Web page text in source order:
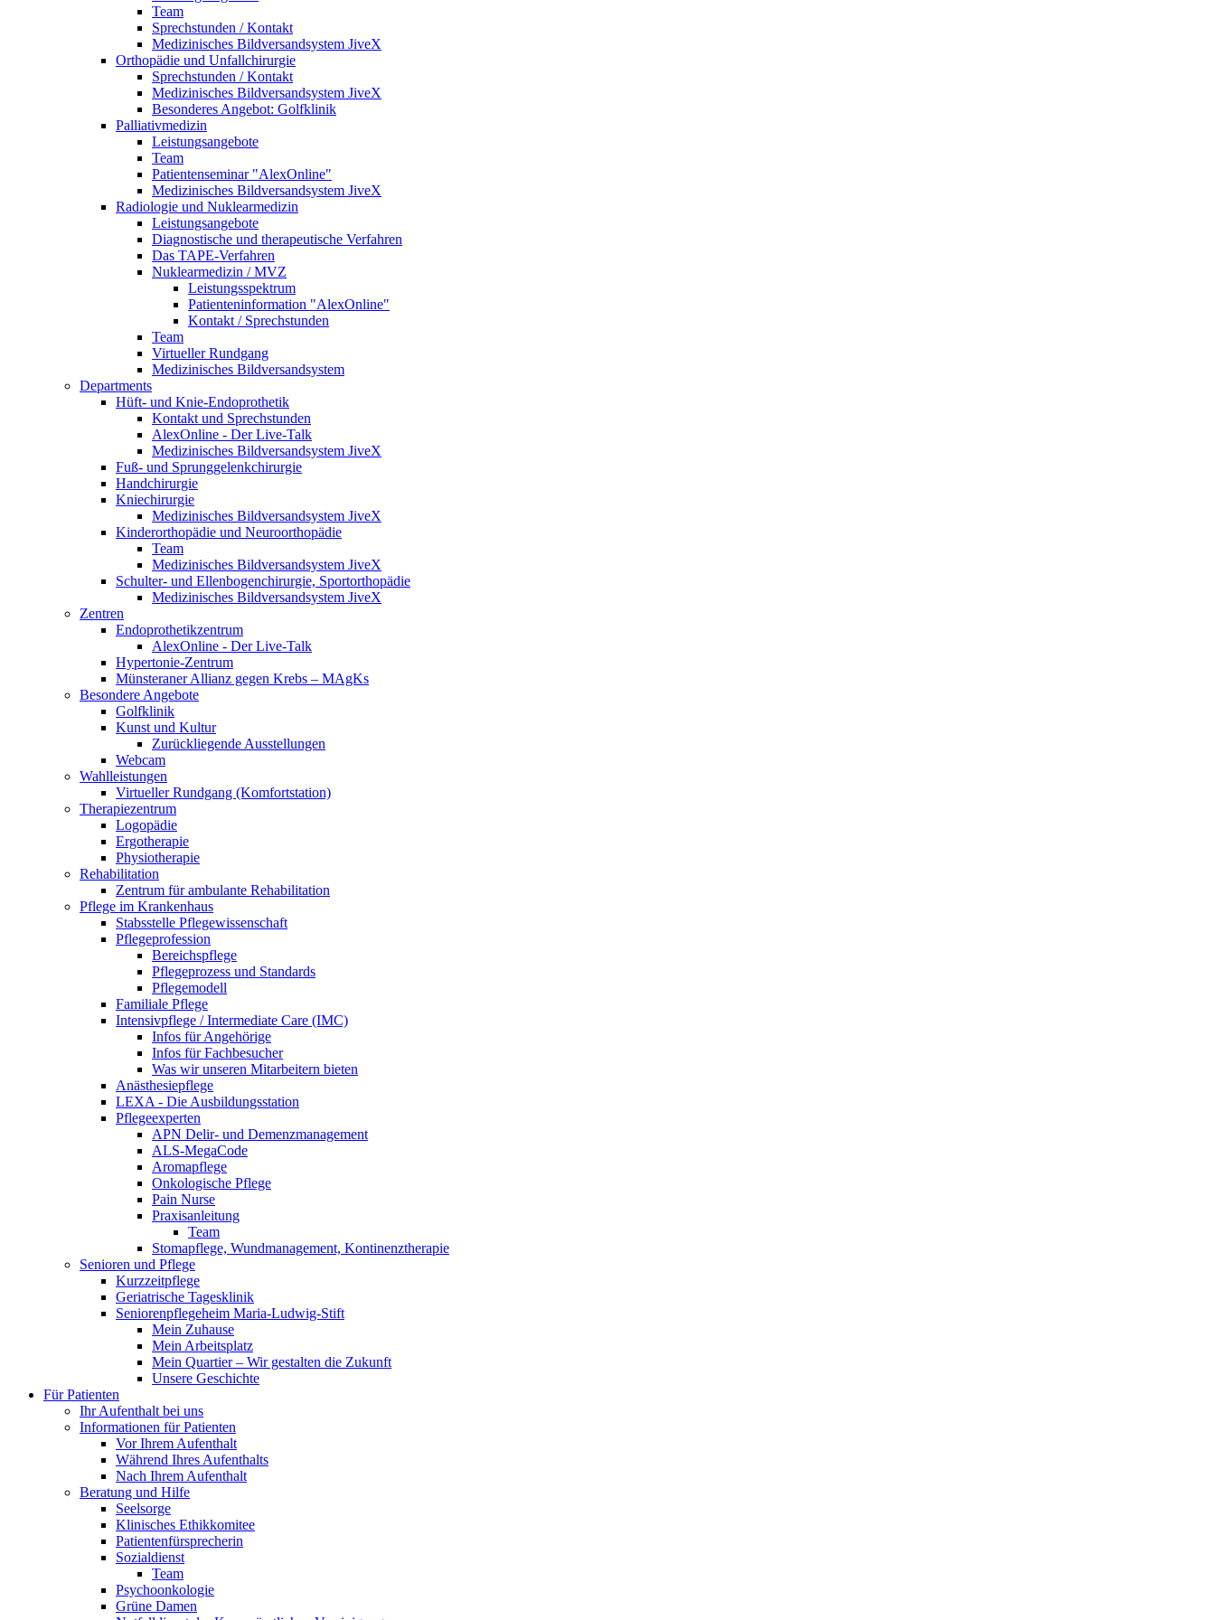
Team
Sprechstunden / Kontakt
Medizinisches Bildversandsystem JiveX
Orthopädie und Unfallchirurgie
Sprechstunden / Kontakt
Medizinisches Bildversandsystem JiveX
Besonderes Angebot: Golfklinik
Palliativmedizin
Leistungsangebote
Team
Patientenseminar "AlexOnline"
Medizinisches Bildversandsystem JiveX
Radiologie und Nuklearmedizin
Leistungsangebote
Diagnostische und therapeutische Verfahren
Das TAPE-Verfahren
Nuklearmedizin / MVZ
Leistungsspektrum
Patienteninformation "AlexOnline"
Kontakt / Sprechstunden
Team
Virtueller Rundgang
Medizinisches Bildversandsystem
Departments
Hüft- und Knie-Endoprothetik
Kontakt und Sprechstunden
AlexOnline - Der Live-Talk
Medizinisches Bildversandsystem JiveX
Fuß- und Sprunggelenkchirurgie
Handchirurgie
Kniechirurgie
Medizinisches Bildversandsystem JiveX
Kinderorthopädie und Neuroorthopädie
Team
Medizinisches Bildversandsystem JiveX
Schulter- und Ellenbogenchirurgie, Sportorthopädie
Medizinisches Bildversandsystem JiveX
Zentren
Endoprothetikzentrum
AlexOnline - Der Live-Talk
Hypertonie-Zentrum
Münsteraner Allianz gegen Krebs – MAgKs
Besondere Angebote
Golfklinik
Kunst und Kultur
Zurückliegende Ausstellungen
Webcam
Wahlleistungen
Virtueller Rundgang (Komfortstation)
Therapiezentrum
Logopädie
Ergotherapie
Physiotherapie
Rehabilitation
Zentrum für ambulante Rehabilitation
Pflege im Krankenhaus
Stabsstelle Pflegewissenschaft
Pflegeprofession
Bereichspflege
Pflegeprozess und Standards
Pflegemodell
Familiale Pflege
Intensivpflege / Intermediate Care (IMC)
Infos für Angehörige
Infos für Fachbesucher
Was wir unseren Mitarbeitern bieten
Anästhesiepflege
LEXA - Die Ausbildungsstation
Pflegeexperten
APN Delir- und Demenzmanagement
ALS-MegaCode
Aromapflege
Onkologische Pflege
Pain Nurse
Praxisanleitung
Team
Stomapflege, Wundmanagement, Kontinenztherapie
Senioren und Pflege
Kurzzeitpflege
Geriatrische Tagesklinik
Seniorenpflegeheim Maria-Ludwig-Stift
Mein Zuhause
Mein Arbeitsplatz
Mein Quartier – Wir gestalten die Zukunft
Unsere Geschichte
Für Patienten
Ihr Aufenthalt bei uns
Informationen für Patienten
Vor Ihrem Aufenthalt
Während Ihres Aufenthalts
Nach Ihrem Aufenthalt
Beratung und Hilfe
Seelsorge
Klinisches Ethikkomitee
Patientenfürsprecherin
Sozialdienst
Team
Psychoonkologie
Grüne Damen